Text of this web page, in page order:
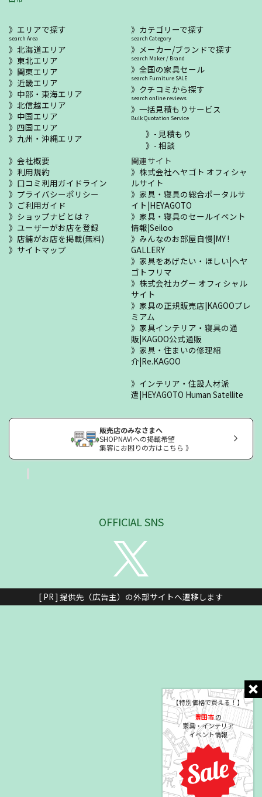
【特別価格で買える！】
豊田市の
家具・インテリア
イベント情報
エリアで探す
search Area
北海道エリア
東北エリア
関東エリア
近畿エリア
中部・東海エリア
北信越エリア
中国エリア
四国エリア
九州・沖縄エリア
カテゴリーで探す
search Category
メーカー/ブランドで探す
search Maker / Brand
全国の家具セール
search Furniture SALE
クチコミから探す
search online reviews
一括見積もりサービス
Bulk Quotation Service
- 見積もり
- 相談
会社概要
利用規約
口コミ利用ガイドライン
プライバシーポリシー
ご利用ガイド
ショップナビとは？
ユーザーがお店を登録
店舗がお店を掲載(無料)
サイトマップ
関連サイト
株式会社ヘヤゴト オフィシャ
ルサイト
家具・寝具の総合ポータルサ
イト|HEYAGOTO
家具・寝具のセールイベント
情報|Seiloo
みんなのお部屋自慢|MY !
GALLERY
家具をあげたい・ほしい|ヘヤ
ゴトフリマ
株式会社カグー オフィシャル
サイト
家具の正規販売店|KAGOOプレ
ミアム
家具インテリア・寝具の通
販|KAGOO公式通販
家具・住まいの修理紹
介|Re.KAGOO
インテリア・住設人材派
遣|HEYAGOTO Human Satellite
販売店のみなさまへ
SHOPNAVIへの掲載希望
集客にお困りの方はこちら 》
OFFICIAL SNS
[ PR ] 提供先（広告主）の外部サイトへ遷移します